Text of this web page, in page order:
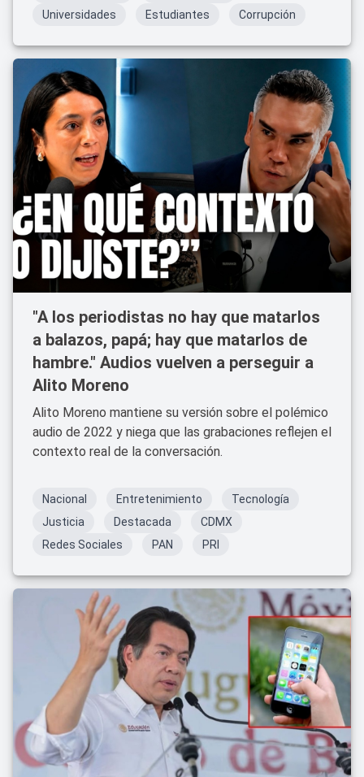
Universidades
Estudiantes Corrupción
"A los periodistas no hay que matarlos
a balazos, papá; hay que matarlos de
hambre." Audios vuelven a perseguir a
Alito Moreno
Alito Moreno mantiene su versión sobre el polémico
audio de 2022 y niega que las grabaciones reflejen el
contexto real de la conversación.
Nacional Entretenimiento
Tecnología
Justicia
Destacada
CDMX
Redes Sociales
PAN PRI